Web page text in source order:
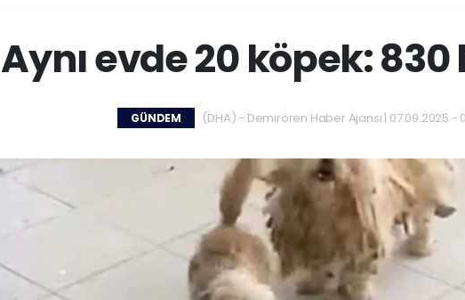
Aynı evde 20 köpek:
GÜNDEM (DHA) - Demirören Haber Ajansı | 07.09.2025 -